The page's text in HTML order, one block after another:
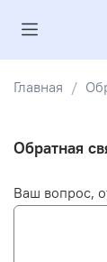
Главная
Обратная
Ваш вопрос,